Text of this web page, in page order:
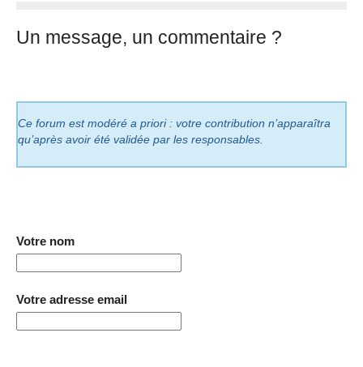
Un message, un commentaire ?
Ce forum est modéré a priori : votre contribution n’apparaîtra
qu’après avoir été validée par les responsables.
Votre nom
Votre adresse email